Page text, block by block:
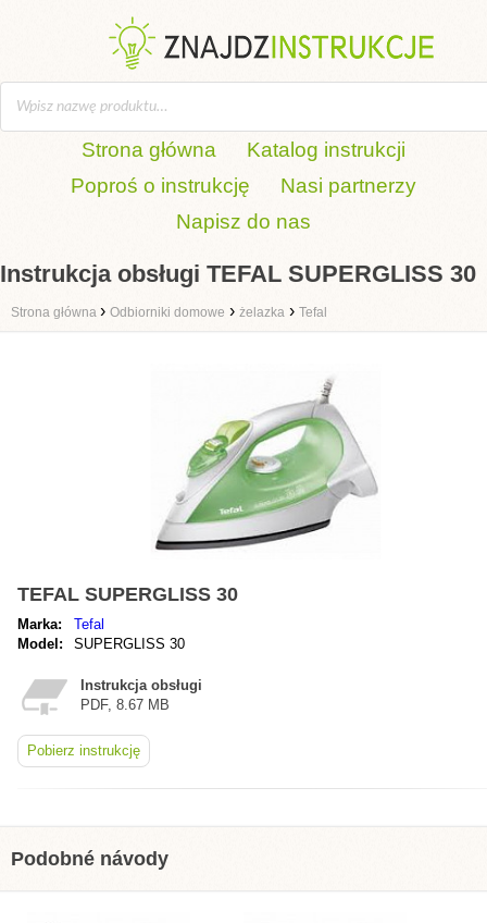
Strona główna
Katalog instrukcji
Poproś o instrukcję
Nasi partnerzy
Napisz do nas
Instrukcja obsługi TEFAL SUPERGLISS 30
Strona główna › Odbiorniki domowe › żelazka › Tefal
TEFAL SUPERGLISS 30
Marka:
Tefal
Model:
SUPERGLISS 30
Instrukcja obsługi
PDF, 8.67 MB
Pobierz instrukcję
Podobné návody